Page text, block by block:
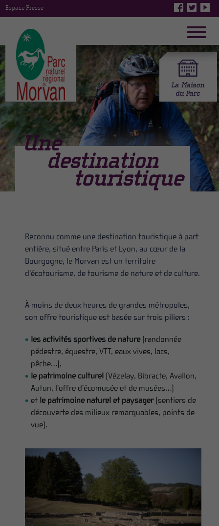
Espace Presse
Une
destination
touristique
Reconnu comme une destination touristique à part
entière, situé entre Paris et Lyon, au cœur de la
Bourgogne, le Morvan est un territoire
d’écotourisme, de tourisme de nature et de culture.
À moins de deux heures de grandes métropoles,
son offre touristique est basée sur trois piliers :
les activités sportives de nature(randonnée
pédestre, équestre, VTT, eaux vives, lacs,
pêche…),
le patrimoine culturel (Vézelay, Bibracte, Avallon,
Autun, l’offre d’écomusée et de musées…)
et le patrimoine naturel et paysager(sentiers de
découverte des milieux remarquables, points de
vue).